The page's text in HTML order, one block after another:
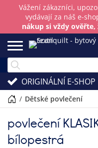
Vážení zákazníci,
vydávají za náš e-
nákup si vždy
ORIGINÁLNÍ E-SHOP
/ dětské povlečení
povlečení
bílopestrá